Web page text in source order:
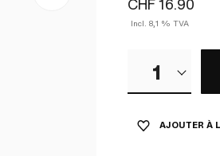
CHF 16.90
Incl. 8,1 % TVA
1
AJOUTER À